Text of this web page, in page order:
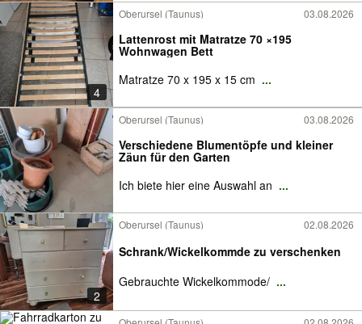
4
Oberursel (Taunus) 03.08.2026
Lattenrost mit Matratze 70 ×195
Wohnwagen Bett
Matratze 70 x 195 x 15 cm ...
Oberursel (Taunus) 03.08.2026
Verschiedene Blumentöpfe und kleiner
Zäun für den Garten
Ich biete hier eine Auswahl an ...
2
Oberursel (Taunus) 02.08.2026
Schrank/Wickelkommde zu verschenken
Gebrauchte Wickelkommode/ ...